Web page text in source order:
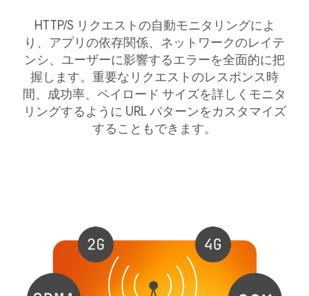
HTTP/S リクエストの自動モニタリングによ
り、アプリの依存関係、ネットワークのレイテ
ンシ、ユーザーに影響するエラーを全面的に把
握します。重要なリクエストのレスポンス時
間、成功率、ペイロード サイズを詳しくモニタ
リングするように URL パターンをカスタマイズ
することもできます。